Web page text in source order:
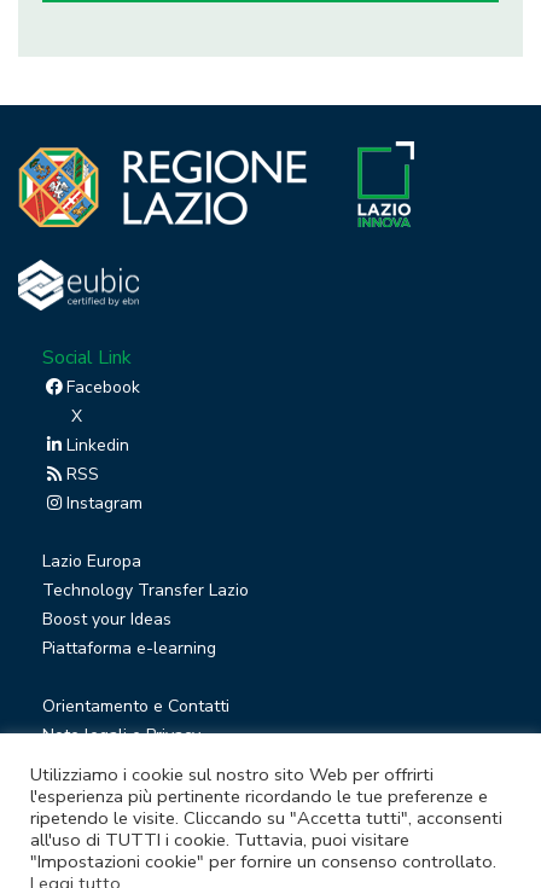
Social Link
Facebook
X
Linkedin
RSS
Instagram
Lazio Europa
Technology Transfer Lazio
Boost your Ideas
Piattaforma e-learning
Orientamento e Contatti
Note legali e Privacy
Privacy Newsletter
Società trasparente
Whistleblowing
Utilizziamo i cookie sul nostro sito Web per offrirti
l'esperienza più pertinente ricordando le tue preferenze e
ripetendo le visite. Cliccando su "Accetta tutti", acconsenti
all'uso di TUTTI i cookie. Tuttavia, puoi visitare
"Impostazioni cookie" per fornire un consenso controllato.
Leggi tutto